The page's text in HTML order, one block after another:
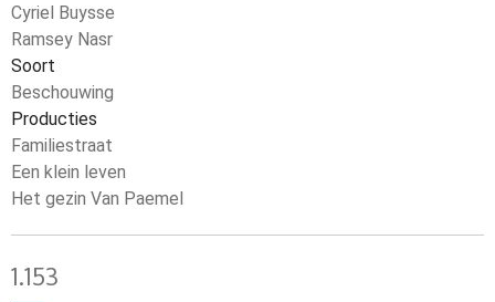
Cyriel Buysse
Ramsey Nasr
Soort
Beschouwing
Producties
Familiestraat
Een klein leven
Het gezin Van Paemel
1.153